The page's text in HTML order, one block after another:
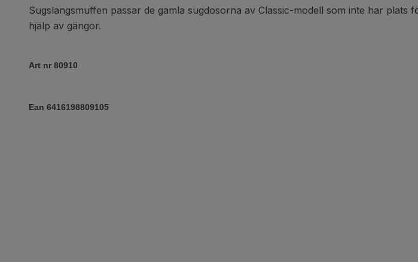
Sugslangsmuffen passar de gamla sugdosorna av Classic-modell som inte har
hjälp av gängor.
Art nr 80910
Ean 6416198809105